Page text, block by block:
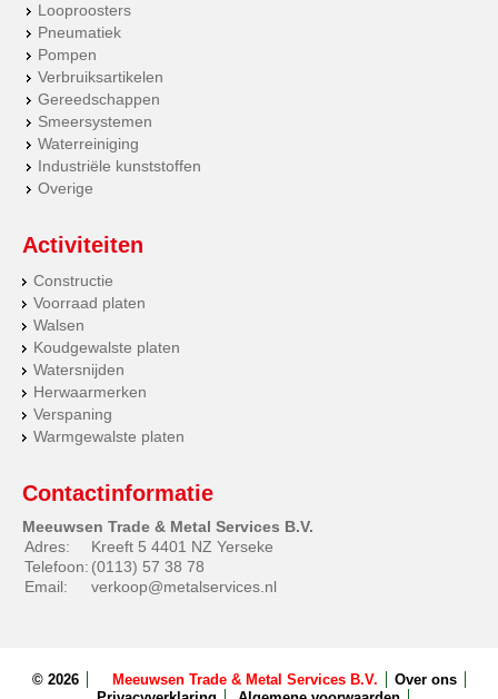
Looproosters
Pneumatiek
Pompen
Verbruiksartikelen
Gereedschappen
Smeersystemen
Waterreiniging
Industriële kunststoffen
Overige
Activiteiten
Constructie
Voorraad platen
Walsen
Koudgewalste platen
Watersnijden
Herwaarmerken
Verspaning
Warmgewalste platen
Contactinformatie
Meeuwsen Trade & Metal Services B.V.
Adres:
Kreeft 5 4401 NZ Yerseke
Telefoon: (0113) 57 38 78
Email:
verkoop@metalservices.nl
© 2026 Meeuwsen Trade & Metal Services B.V.
Over ons